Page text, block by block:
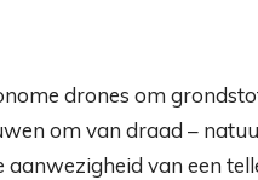
drones om
om van draad –
aanwezigheid van een